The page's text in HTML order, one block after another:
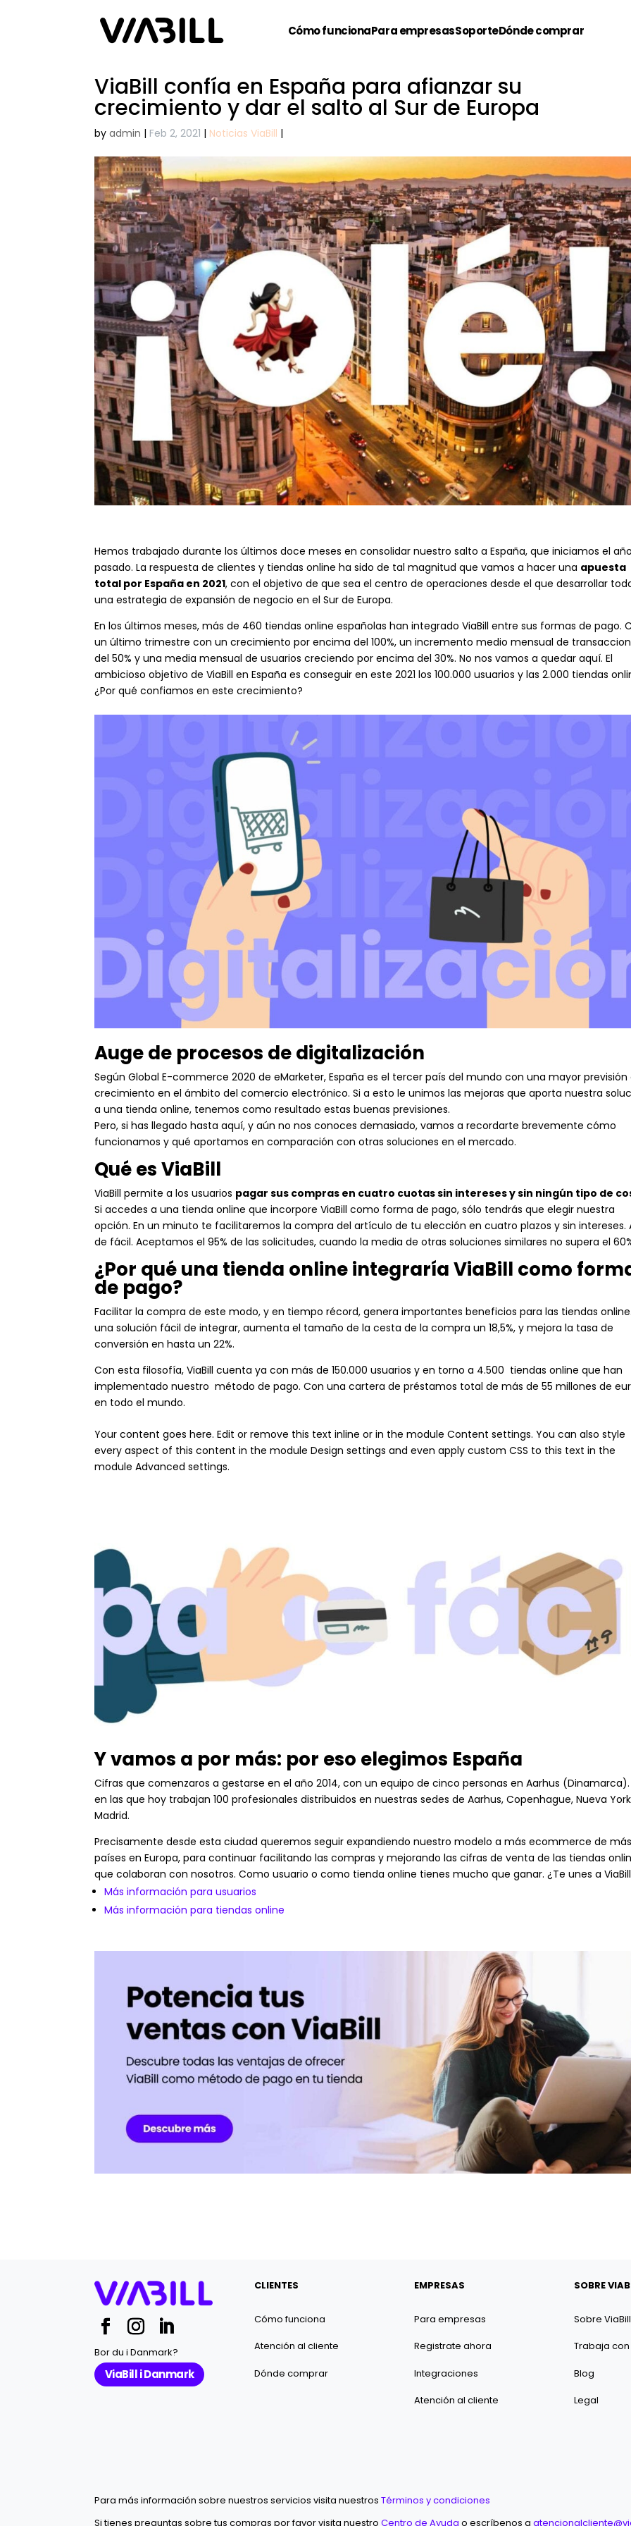
Cómo funcionaPara empresasSoporteDónde comprar
ViaBill confía en España para afianzar su
crecimiento y dar el salto al Sur de Europa
byadmin | Feb 2, 2021 | Noticias ViaBill |
Hemos trabajado durante los últimos doce meses en consolidar nuestro salto a España, que iniciamos el año
pasado. La respuesta de clientes y tiendas online ha sido de tal magnitud que vamos a hacer una apuesta
total por España en 2021, con el objetivo de que sea el centro de operaciones desde el que desarrollar
una estrategia de expansión de negocio en el Sur de Europa.
En los últimos meses, más de 460 tiendas online españolas han integrado ViaBill entre sus formas de pago.
un último trimestre con un crecimiento por encima del 100%, un incremento medio mensual de
del 50% y una media mensual de usuarios creciendo por encima del 30%. No nos vamos a quedar aquí. El
ambicioso objetivo de ViaBill en España es conseguir en este 2021 los 100.000 usuarios y las 2.000 tiendas
¿Por qué confiamos en este crecimiento?
Auge de procesos de digitalización
Según Global E-commerce 2020 de eMarketer, España es el tercer país del mundo con una mayor previsión
crecimiento en el ámbito del comercio electrónico. Si a esto le unimos las mejoras que aporta nuestra
a una tienda online, tenemos como resultado estas buenas previsiones.
Pero, si has llegado hasta aquí, y aún no nos conoces demasiado, vamos a recordarte brevemente cómo
funcionamos y qué aportamos en comparación con otras soluciones en el mercado.
Qué es ViaBill
ViaBill permite a los usuarios pagar sus compras en cuatro cuotas sin intereses y sin ningún tipo de
Si accedes a una tienda online que incorpore ViaBill como forma de pago, sólo tendrás que elegir nuestra
opción. En un minuto te facilitaremos la compra del artículo de tu elección en cuatro plazos y sin intereses.
de fácil. Aceptamos el 95% de las solicitudes, cuando la media de otras soluciones similares no supera el
¿Por qué una tienda online integraría ViaBill como
de pago?
Facilitar la compra de este modo, y en tiempo récord, genera importantes beneficios para las tiendas online.
una solución fácil de integrar, aumenta el tamaño de la cesta de la compra un 18,5%, y mejora la tasa de
conversión en hasta un 22%.
Con esta filosofía, ViaBill cuenta ya con más de 150.000 usuarios y en torno a 4.500 tiendas online que han
implementado nuestro método de pago. Con una cartera de préstamos total de más de 55 millones de
en todo el mundo.
Your content goes here. Edit or remove this text inline or in the module Content settings. You can also style
every aspect of this content in the module Design settings and even apply custom CSS to this text in the
module Advanced settings.
Y vamos a por más: por eso elegimos España
Cifras que comenzaros a gestarse en el año 2014, con un equipo de cinco personas en Aarhus (Dinamarca).
en las que hoy trabajan 100 profesionales distribuidos en nuestras sedes de Aarhus, Copenhague, Nueva
Madrid.
Precisamente desde esta ciudad queremos seguir expandiendo nuestro modelo a más ecommerce de más
países en Europa, para continuar facilitando las compras y mejorando las cifras de venta de las tiendas
que colaboran con nosotros. Como usuario o como tienda online tienes mucho que ganar. ¿Te unes a
Más información para usuarios
Más información para tiendas online
Bor du i Danmark?
ViaBill i Danmark
CLIENTES
Cómo funciona
Atención al cliente
Dónde comprar
EMPRESAS
Para empresas
Registrate ahora
Integraciones
Atención al cliente
SOBRE
Sobre ViaBill
Trabaja
Blog
Legal
Para más información sobre nuestros servicios visita nuestros Términos y condiciones
Si tienes preguntas sobre tus compras por favor visita nuestro Centro de Ayuda o escríbenos a